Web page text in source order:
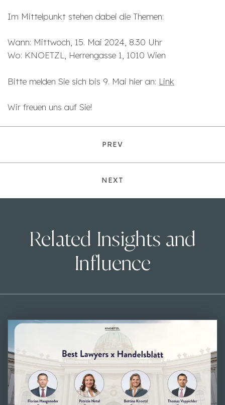
Im Mittelpunkt stehen dabei die Themen:
Wann: Mittwoch, 15. Mai 2024, 8.30 Uhr
Wo: KNOETZL, Herrengasse 1, 1010 Wien
Bitte melden Sie sich bis 9. Mai hier an: Link
Wir freuen uns auf Sie!
PREV
NEXT
Related Insights and
Influence